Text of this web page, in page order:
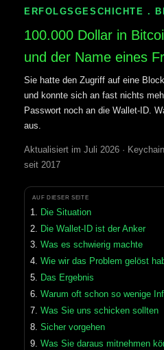
ERFOLGSGESCHICHTE .
100.000 Dollar in
und der Name eines
Sie hatte den Zugriff auf eine
und konnte sich an fast nichts
Passwort noch an die Wallet-ID.
aus.
Aktualisiert im Juli 2026 ·
seit 2017
AUF DIESER SEITE
Die Situation
Die Wallet-ID ist der Anker
Was es schwierig machte
Wie wir das Problem gelöst
Das Ergebnis
Warum oft schon so wenige
Was Sie uns schicken sollten
Sicher vorgehen
Was Sie daraus mitnehmen